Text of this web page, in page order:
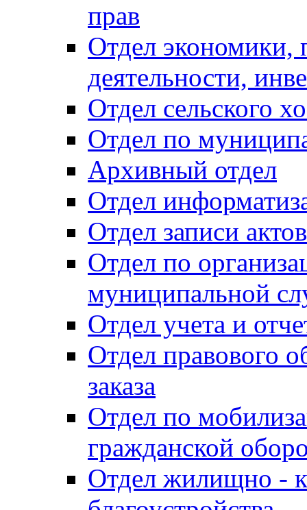
прав
Отдел экономики,
деятельности,
Отдел сельского
Отдел по
Архивный отдел
Отдел
Отдел записи
Отдел по
муниципальной
Отдел учета и
Отдел правового
заказа
Отдел по
гражданской
Отдел жилищно -